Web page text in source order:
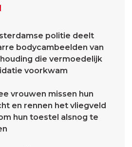
politie deelt
bodycambeelden van
die vermoedelijk
voorkwam
vrouwen missen hun
en rennen het vliegveld
hun toestel alsnog te